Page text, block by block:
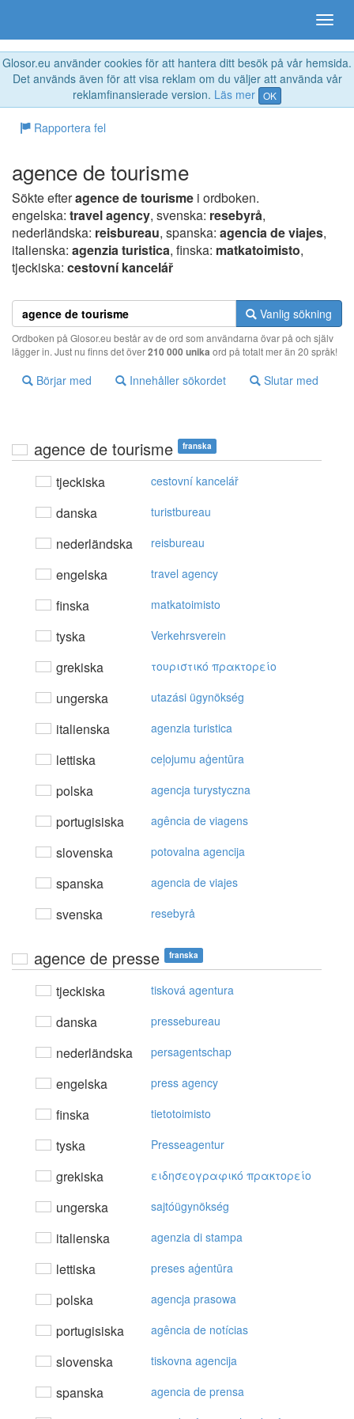
Glosor.eu använder cookies för att hantera ditt besök på vår hemsida.
Det används även för att visa reklam om du väljer att använda vår
reklamfinansierade version. Läs mer OK
Rapportera fel
agence de tourisme
Sökte efteragence de tourisme i ordboken.
engelska: travel agency, svenska: resebyrå,
nederländska: reisbureau, spanska: agencia de viajes,
italienska: agenzia turistica, finska: matkatoimisto,
tjeckiska: cestovní kancelář
Vanlig sökning
Ordboken på Glosor.eu består av de ord som användarna övar på och själv
lägger in. Just nu finns det över210 000 unika ord på totalt mer än 20 språk!
Börjar med Innehåller sökordet Slutar med
agence de tourisme franska
tjeckiska cestovní kancelář
danska turistbureau
nederländska reisbureau
engelska travel agency
finska matkatoimisto
tyska Verkehrsverein
grekiska τoυριστικό πρακτoρείo
ungerska utazási ügynökség
italienska agenzia turistica
lettiska ceļojumu aģentūra
polska agencja turystyczna
portugisiska agência de viagens
slovenska potovalna agencija
spanska agencia de viajes
svenska resebyrå
agence de presse franska
tjeckiska tisková agentura
danska pressebureau
nederländska persagentschap
engelska press agency
finska tietotoimisto
tyska Presseagentur
grekiska ειδησεoγραφικό πρακτoρείo
ungerska sajtóügynökség
italienska agenzia di stampa
lettiska preses aģentūra
polska agencja prasowa
portugisiska agência de notícias
slovenska tiskovna agencija
spanska agencia de prensa